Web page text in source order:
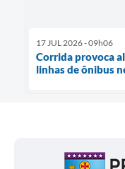
17 JUL 2026 - 09h06
Corrida provoca
linhas de ônibus